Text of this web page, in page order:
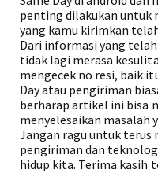
penting dilakukan untuk
yang kamu kirimkan
Dari informasi yang
tidak lagi merasa
mengecek no resi, baik
Day atau pengiriman
berharap artikel ini bisa
menyelesaikan masalah
Jangan ragu untuk terus
pengiriman dan
hidup kita. Terima kasih